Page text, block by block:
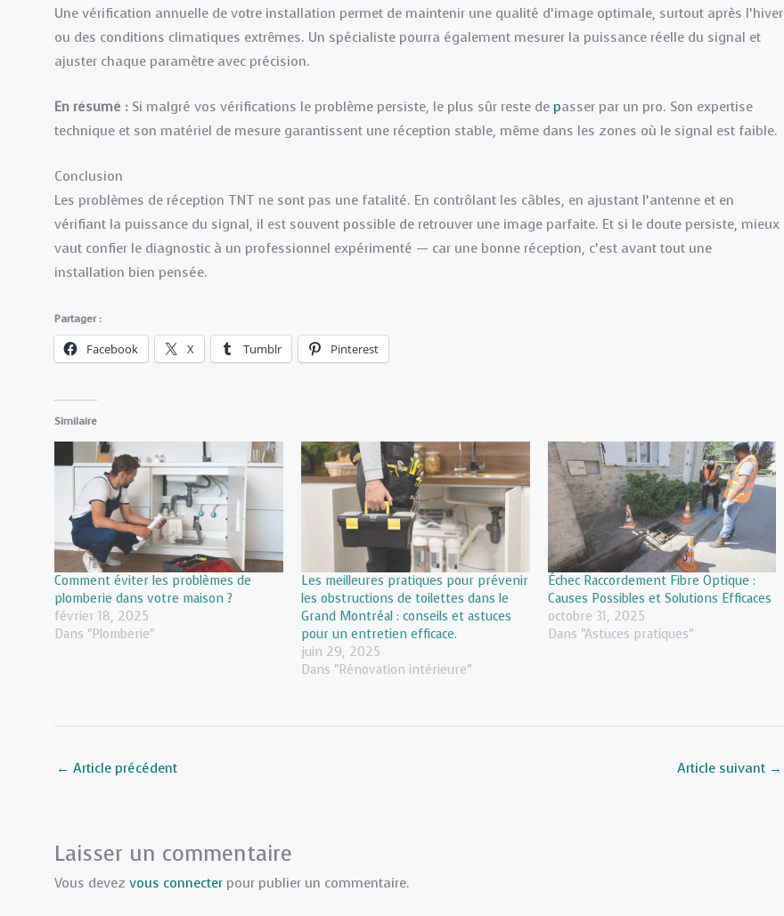
Une vérification annuelle de votre installation permet de maintenir une qualité d’image optimale, surtout après l’hiver
ou des conditions climatiques extrêmes. Un spécialiste pourra également mesurer la puissance réelle du signal et
ajuster chaque paramètre avec précision.
En résumé : Si malgré vos vérifications le problème persiste, le plus sûr reste de passer par un pro. Son expertise
technique et son matériel de mesure garantissent une réception stable, même dans les zones où le signal est faible.
Conclusion
Les problèmes de réception TNT ne sont pas une fatalité. En contrôlant les câbles, en ajustant l’antenne et en
vérifiant la puissance du signal, il est souvent possible de retrouver une image parfaite. Et si le doute persiste, mieux
vaut confier le diagnostic à un professionnel expérimenté — car une bonne réception, c’est avant tout une
installation bien pensée.
Partager :
Facebook X Tumblr Pinterest
Similaire
Comment éviter les problèmes de
plomberie dans votre maison ?
février 18, 2025
Dans "Plomberie"
Les meilleures pratiques pour prévenir
les obstructions de toilettes dans le
Grand Montréal : conseils et astuces
pour un entretien efficace.
juin 29, 2025
Dans "Rénovation intérieure"
Échec Raccordement Fibre Optique :
Causes Possibles et Solutions Efficaces
octobre 31, 2025
Dans "Astuces pratiques"
← Article précédent Article suivant →
Laisser un commentaire
Vous devez vous connecter pour publier un commentaire.